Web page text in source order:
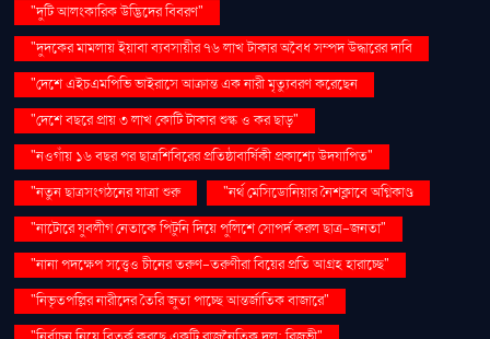
"দুটি আলংকারিক উদ্ভিদের বিবরণ"
"দুদকের মামলায় ইয়াবা ব্যবসায়ীর ৭৬ লাখ টাকার অবৈধ সম্পদ উদ্ধারের দাবি
"দেশে এইচএমপিভি ভাইরাসে আক্রান্ত এক নারী মৃত্যুবরণ করেছেন
"দেশে বছরে প্রায় ৩ লাখ কোটি টাকার শুল্ক ও কর ছাড়"
"নওগাঁয় ১৬ বছর পর ছাত্রশিবিরের প্রতিষ্ঠাবার্ষিকী প্রকাশ্যে উদযাপিত"
"নতুন ছাত্রসংগঠনের যাত্রা শুরু
"নর্থ মেসিডোনিয়ার নৈশক্লাবে অগ্নিকাণ্ড
"নাটোরে যুবলীগ নেতাকে পিটুনি দিয়ে পুলিশে সোপর্দ করল ছাত্র-জনতা"
"নানা পদক্ষেপ সত্ত্বেও চীনের তরুণ-তরুণীরা বিয়ের প্রতি আগ্রহ হারাচ্ছে"
"নিভৃতপল্লির নারীদের তৈরি জুতা পাচ্ছে আন্তর্জাতিক বাজারে"